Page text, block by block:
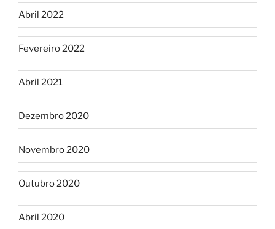
Abril 2022
Fevereiro 2022
Abril 2021
Dezembro 2020
Novembro 2020
Outubro 2020
Abril 2020